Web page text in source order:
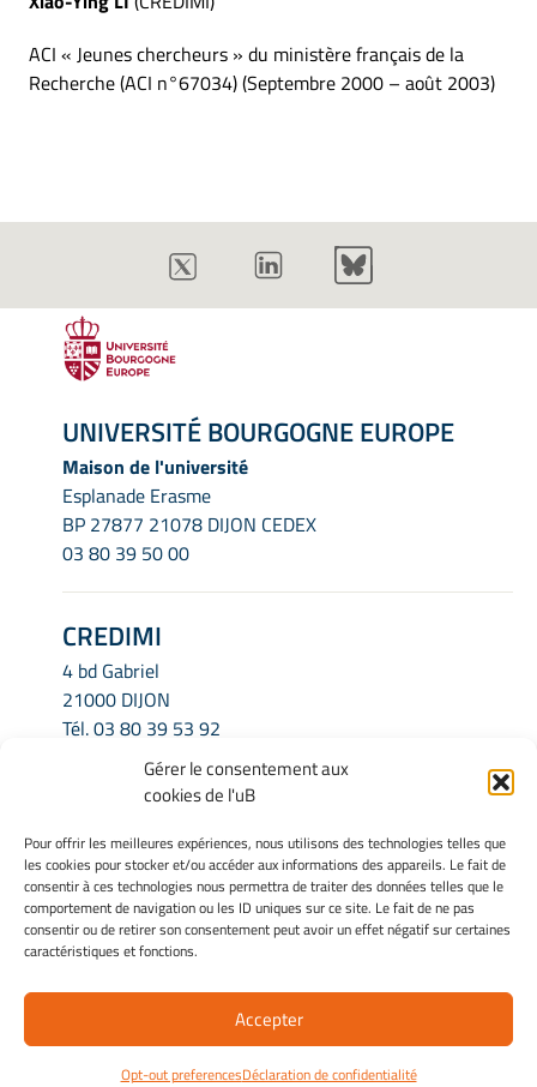
Gérer le consentement aux
cookies de l'uB
Pour offrir les meilleures expériences, nous utilisons des technologies telles que
les cookies pour stocker et/ou accéder aux informations des appareils. Le fait de
consentir à ces technologies nous permettra de traiter des données telles que le
comportement de navigation ou les ID uniques sur ce site. Le fait de ne pas
consentir ou de retirer son consentement peut avoir un effet négatif sur certaines
caractéristiques et fonctions.
Accepter
Opt-out preferencesDéclaration de confidentialité
ACI « Jeunes chercheurs » du ministère français de la
Recherche (ACI n°67034) (Septembre 2000 – août 2003)
UNIVERSITÉ BOURGOGNE EUROPE
Maison de l'université
Esplanade Erasme
BP 27877 21078 DIJON CEDEX
03 80 39 50 00
CREDIMI
4 bd Gabriel
21000 DIJON
Tél.03 80 39 53 92
credimi.secretariat@u-bourgogne.fr
INFORMATIONS LÉGALES
Mentions légales
Gérer mes cookies
Politique de cookies
Déclaration de confidentialité
Avertissement
Site Officiel - Credimi @ 2026
Copyright Université de Bourgogne Europe